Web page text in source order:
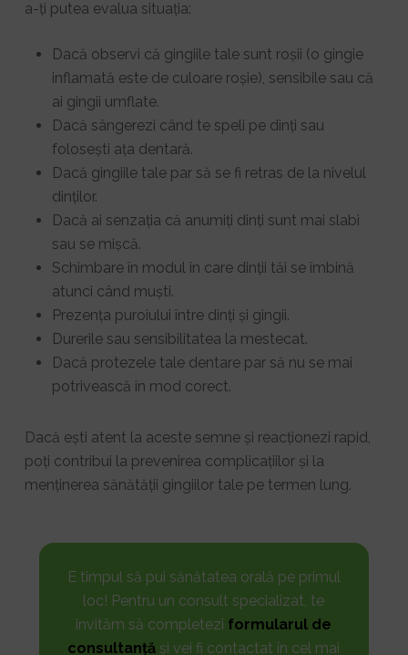
a-ți putea evalua situația:
Dacă observi că gingiile tale sunt roșii (o gingie
inflamată este de culoare roșie), sensibile sau că
ai gingii umflate.
Dacă sângerezi când te speli pe dinți sau
folosești ața dentară.
Dacă gingiile tale par să se fi retras de la nivelul
dinților.
Dacă ai senzația că anumiți dinți sunt mai slabi
sau se mișcă.
Schimbare în modul în care dinții tăi se îmbină
atunci când muști.
Prezența puroiului între dinți și gingii.
Durerile sau sensibilitatea la mestecat.
Dacă protezele tale dentare par să nu se mai
potrivească în mod corect.
Dacă ești atent la aceste semne și reacționezi rapid,
poți contribui la prevenirea complicațiilor și la
menținerea sănătății gingiilor tale pe termen lung.
E timpul să pui sănătatea orală pe primul
loc! Pentru un consult specializat, te
invităm să completezi formularul de
consultanță și vei fi contactat în cel mai